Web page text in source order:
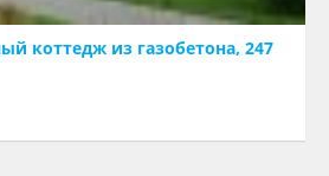
коттедж из газобетона, 247